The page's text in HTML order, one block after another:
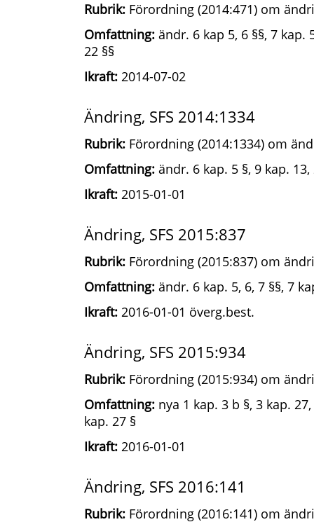
Rubrik: Förordning (2014:471) om
Omfattning: ändr. 6 kap 5, 6 §§, 7 kap.
22 §§
Ikraft: 2014-07-02
Ändring, SFS 2014:1334
Rubrik: Förordning (2014:1334) om
Omfattning: ändr. 6 kap. 5 §, 9 kap. 13,
Ikraft: 2015-01-01
Ändring, SFS 2015:837
Rubrik: Förordning (2015:837) om
Omfattning: ändr. 6 kap. 5, 6, 7 §§, 7
Ikraft: 2016-01-01 överg.best.
Ändring, SFS 2015:934
Rubrik: Förordning (2015:934) om
Omfattning: nya 1 kap. 3 b §, 3 kap.
kap. 27 §
Ikraft: 2016-01-01
Ändring, SFS 2016:141
Rubrik: Förordning (2016:141) om